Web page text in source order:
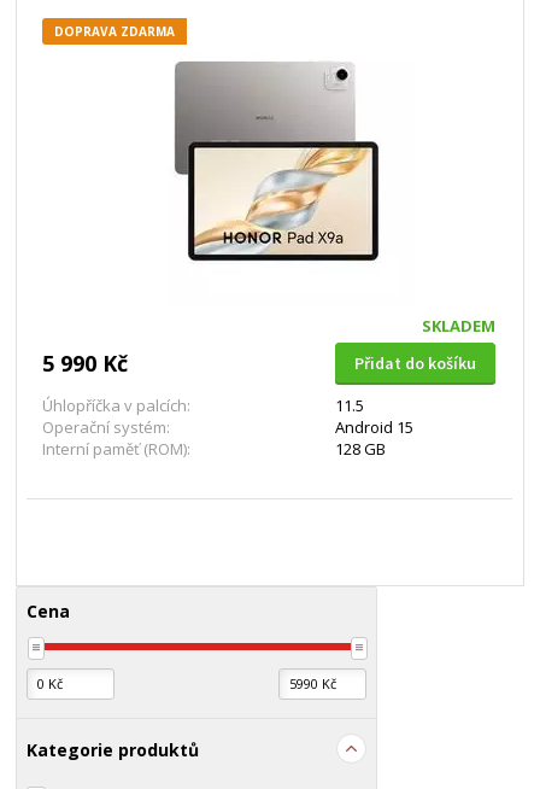
DOPRAVA ZDARMA
SKLADEM
5 990 Kč
Přidat do košíku
Úhlopříčka v palcích:
11.5
Operační systém:
Android 15
Interní paměť (ROM):
128 GB
Cena
Kategorie produktů